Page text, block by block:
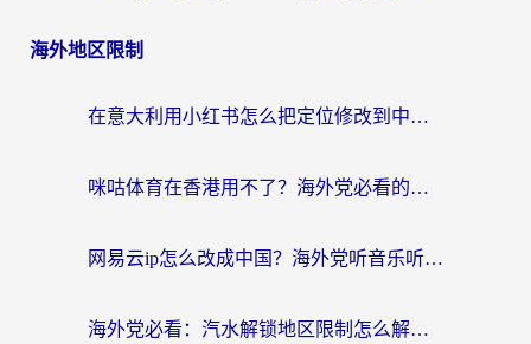
海外地区限制
在意大利用小红书怎么把定位修改到中国国内？3个实用技巧+1个靠谱工具帮你搞定
咪咕体育在香港用不了？海外党必看的回国加速器选择指南（附3个真实场景解决方案）
网易云ip怎么改成中国？海外党听音乐听书的无痛解决方案
海外党必看：汽水解锁地区限制怎么解除？3招解决国内影音&生活服务难题